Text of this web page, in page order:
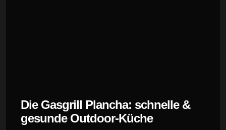
Die Gasgrill Plancha: schnelle &
gesunde Outdoor-Küche